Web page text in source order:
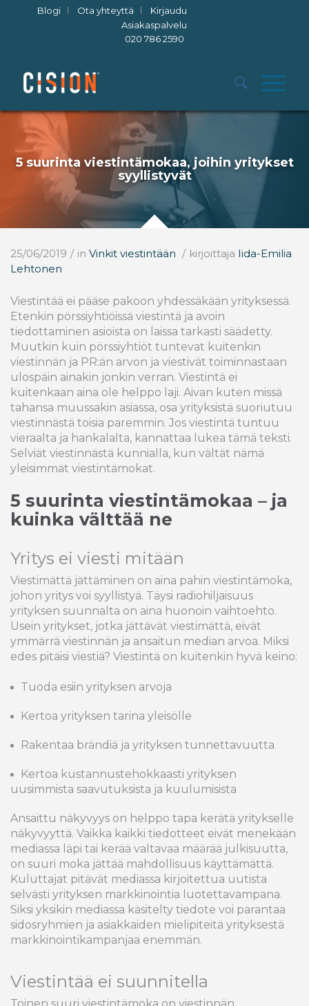
Blogi Ota yhteyttä
Kirjaudu
Asiakaspalvelu
020 786 2590
5 suurinta viestintämokaa, joihin yritykset
syyllistyvät
25/06/2019 / in Vinkit viestintään / kirjoittaja Iida-Emilia
Lehtonen
Viestintää ei pääse pakoon yhdessäkään yrityksessä.
Etenkin pörssiyhtiöissä viestintä ja avoin
tiedottaminen asioista on laissa tarkasti säädetty.
Muutkin kuin pörssiyhtiöt tuntevat kuitenkin
viestinnän ja PR:än arvon ja viestivät toiminnastaan
ulospäin ainakin jonkin verran. Viestintä ei
kuitenkaan aina ole helppo laji. Aivan kuten missä
tahansa muussakin asiassa, osa yrityksistä suoriutuu
viestinnästä toisia paremmin. Jos viestintä tuntuu
vieraalta ja hankalalta, kannattaa lukea tämä teksti.
Selviät viestinnästä kunnialla, kun vältät nämä
yleisimmät viestintämokat.
5 suurinta viestintämokaa – ja
kuinka välttää ne
Yritys ei viesti mitään
Viestimättä jättäminen on aina pahin viestintämoka,
johon yritys voi syyllistyä. Täysi radiohiljaisuus
yrityksen suunnalta on aina huonoin vaihtoehto.
Usein yritykset, jotka jättävät viestimättä, eivät
ymmärrä viestinnän ja ansaitun median arvoa. Miksi
edes pitäisi viestiä? Viestintä on kuitenkin hyvä keino:
Tuoda esiin yrityksen arvoja
Kertoa yrityksen tarina yleisölle
Rakentaa brändiä ja yrityksen tunnettavuutta
Kertoa kustannustehokkaasti yrityksen
uusimmista saavutuksista ja kuulumisista
Ansaittu näkyvyys on helppo tapa kerätä yritykselle
näkyvyyttä. Vaikka kaikki tiedotteet eivät menekään
mediassa läpi tai kerää valtavaa määrää julkisuutta,
on suuri moka jättää mahdollisuus käyttämättä.
Kuluttajat pitävät mediassa kirjoitettua uutista
selvästi yrityksen markkinointia luotettavampana.
Siksi yksikin mediassa käsitelty tiedote voi parantaa
sidosryhmien ja asiakkaiden mielipiteitä yrityksestä
markkinointikampanjaa enemmän.
Viestintää ei suunnitella